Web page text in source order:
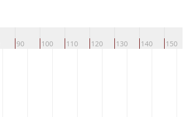
90 100 110 120 130 140 150